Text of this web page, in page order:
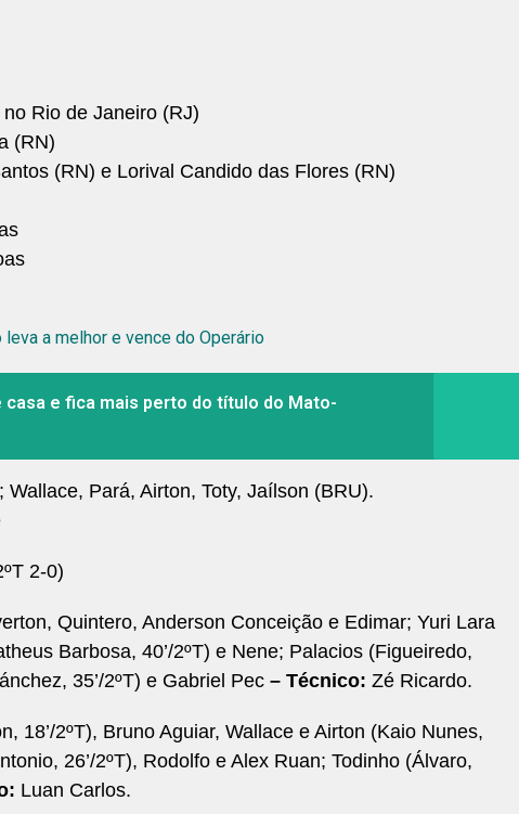
Rio de Janeiro (RJ)
(RN)
(RN) e Lorival Candido das Flores (RN)
a melhor e vence do Operário
casa e fica mais perto do título do Mato-
Wallace, Pará, Airton, Toty, Jaílson (BRU).
2-0)
Quintero, Anderson Conceição e Edimar; Yuri Lara
Barbosa, 40’/2ºT) e Nene; Palacios (Figueiredo,
35’/2ºT) e Gabriel Pec – Técnico: Zé Ricardo.
18’/2ºT), Bruno Aguiar, Wallace e Airton (Kaio Nunes,
26’/2ºT), Rodolfo e Alex Ruan; Todinho (Álvaro,
Luan Carlos.